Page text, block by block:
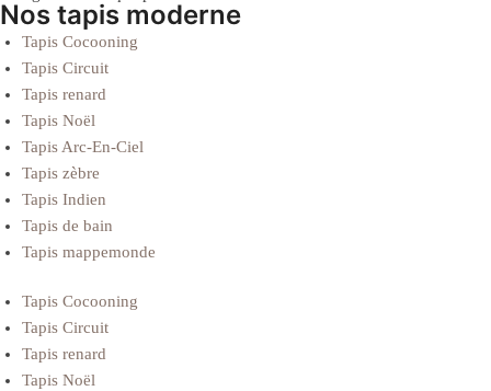
Nos tapis moderne
Tapis Cocooning
Tapis Circuit
Tapis renard
Tapis Noël
Tapis Arc-En-Ciel
Tapis zèbre
Tapis Indien
Tapis de bain
Tapis mappemonde
Tapis Cocooning
Tapis Circuit
Tapis renard
Tapis Noël